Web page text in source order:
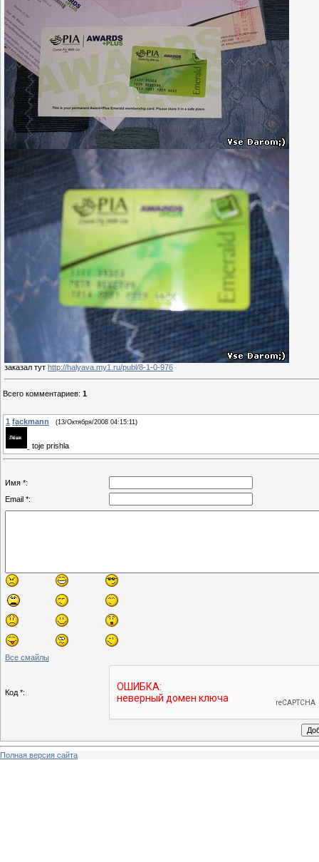
заказал тут http://halyava.my1.ru/publ/8-1-0-976
Всего комментариев: 1
1 fackmann (13/Октября/2008 04:15:11)
toje prishla
Имя *:
Email *:
Все смайлы
Код *:
Полная версия сайта